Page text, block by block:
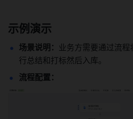
示例演示
场景说明： 业务方需要通过流
行总结和打标然后入库。
流程配置：